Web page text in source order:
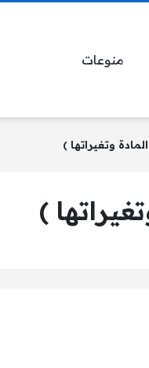
منوعات